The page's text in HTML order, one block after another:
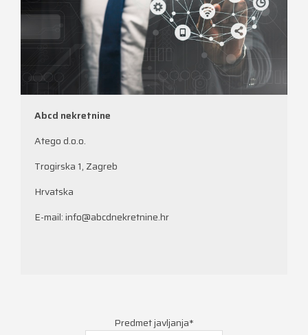
Abcd nekretnine
Atego d.o.o.
Trogirska 1, Zagreb
Hrvatska
E-mail:info@abcdnekretnine.hr
Predmet javljanja*